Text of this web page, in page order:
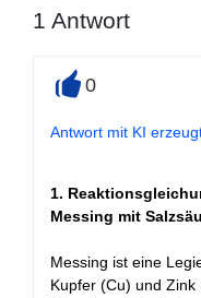
1 Antwort
0
Antwort mit KI
1.
Messing mit
Messing ist eine
Kupfer (Cu) und